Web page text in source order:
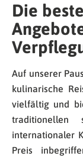
Die
Auf unserer
kulinarische
vielfältig und
internationaler
Preis